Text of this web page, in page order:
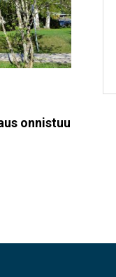
onnistuu